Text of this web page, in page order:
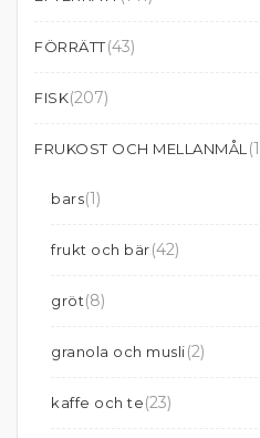
FÖRRÄTT(43)
FISK(207)
FRUKOST OCH MELLANMÅL
bars(1)
frukt och bär(42)
gröt(8)
granola och musli(2)
kaffe och te(23)